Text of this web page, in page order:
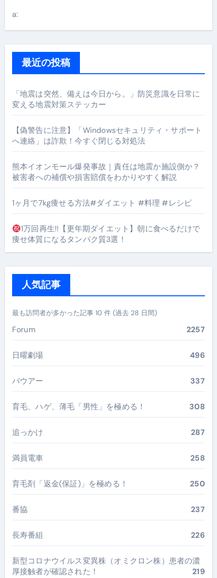
a:
最近の投稿
「地震は突然、備えは今日から。」防災意識を日常に
変える地震対策ステッカー
【偽警告に注意】「Windowsセキュリティ・サポート
へ連絡」は詐欺！今すぐ閉じる対処法
熊本イオンモール爆発事故｜責任は地震か施設側か？
被害者への補償や損害賠償をわかりやすく解説
1ヶ月で7kg痩せる方法#ダイエット #料理 #レシピ
1万回再生!!【更年期ダイエット】朝に食べるだけで
痩せ体質になるタンパク質3選！
人気記事
最も訪問者が多かった記事 10 件 (過去 28 日間)
Forum 2257
日曜劇場 496
バウアー 337
育毛、ハゲ、薄毛「男性」を極める！ 308
追っかけ 287
満員電車 258
育毛剤「返金(保証)」を極める！ 250
番協 237
長寿番組 226
新型コロナウイルス変異株（オミクロン株）患者の濃
厚接触者が確認された！
219